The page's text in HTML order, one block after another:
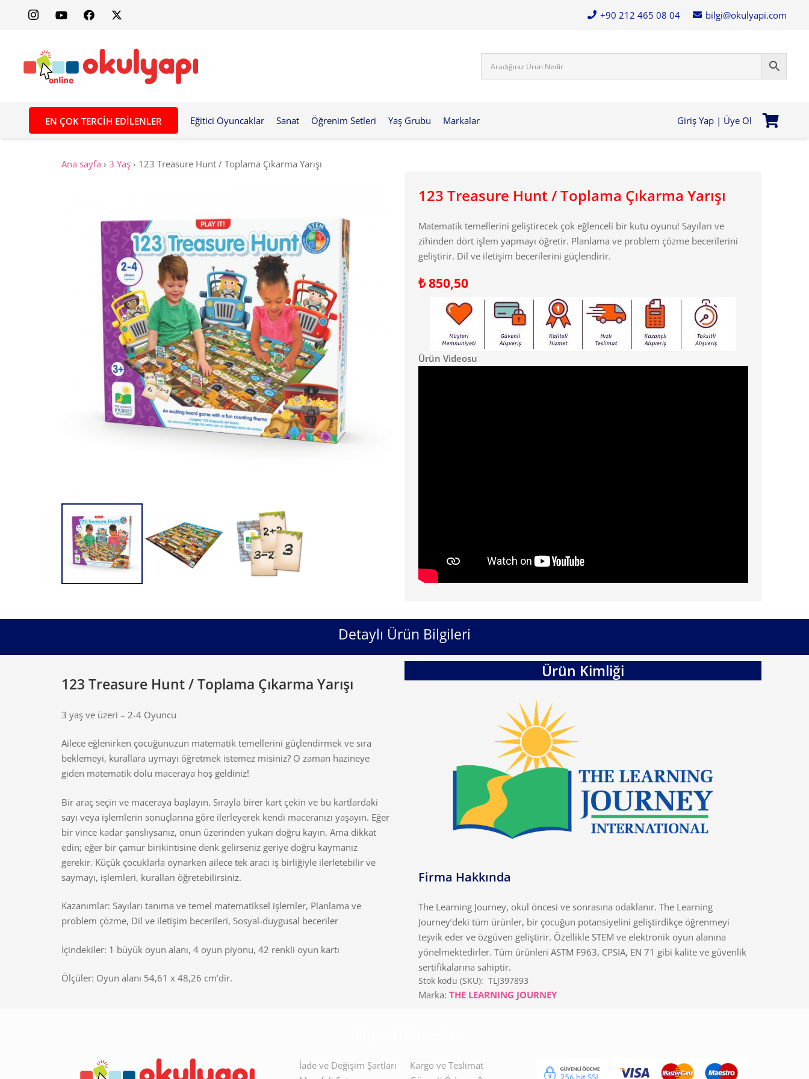
+90 212 465 08 04 bilgi@okulyapi.com
EN ÇOK TERCIH EDILENLER Eğitici Oyuncaklar Sanat Öğrenim Setleri Yaş Grubu Markalar Giriş Yap | Üye Ol
Ana sayfa › 3 Yaş › 123 Treasure Hunt / Toplama Çıkarma Yarışı
123 Treasure Hunt / Toplama Çıkarma Yarışı
Matematik temellerini geliştirecek çok eğlenceli bir kutu oyunu! Sayıları ve
zihinden dört işlem yapmayı öğretir. Planlama ve problem çözme becerilerini
geliştirir. Dil ve iletişim becerilerini güçlendirir.
₺850,50
Ürün Videosu
Detaylı Ürün Bilgileri
123 Treasure Hunt / Toplama Çıkarma Yarışı
3 yaş ve üzeri – 2-4 Oyuncu
Ailece eğlenirken çocuğunuzun matematik temellerini güçlendirmek ve sıra
beklemeyi, kurallara uymayı öğretmek istemez misiniz? O zaman hazineye
giden matematik dolu maceraya hoş geldiniz!
Bir araç seçin ve maceraya başlayın. Sırayla birer kart çekin ve bu kartlardaki
sayı veya işlemlerin sonuçlarına göre ilerleyerek kendi maceranızı yaşayın. Eğer
bir vince kadar şanslıysanız, onun üzerinden yukarı doğru kayın. Ama dikkat
edin; eğer bir çamur birikintisine denk gelirseniz geriye doğru kaymanız
gerekir. Küçük çocuklarla oynarken ailece tek aracı iş birliğiyle ilerletebilir ve
saymayı, işlemleri, kuralları öğretebilirsiniz.
Kazanımlar: Sayıları tanıma ve temel matematiksel işlemler, Planlama ve
problem çözme, Dil ve iletişim becerileri, Sosyal-duygusal beceriler
İçindekiler: 1 büyük oyun alanı, 4 oyun piyonu, 42 renkli oyun kartı
Ölçüler: Oyun alanı 54,61 x 48,26 cm’dir.
Ürün Kimliği
Firma Hakkında
The Learning Journey, okul öncesi ve sonrasına odaklanır. The Learning
Journey’deki tüm ürünler, bir çocuğun potansiyelini geliştirdikçe öğrenmeyi
teşvik eder ve özgüven geliştirir. Özellikle STEM ve elektronik oyun alanına
yönelmektedirler. Tüm ürünleri ASTM F963, CPSIA, EN 71 gibi kalite ve güvenlik
sertifikalarına sahiptir.
Stok kodu (SKU): TLJ397893
Marka: THE LEARNING JOURNEY
İade ve Değişim Şartları
Kargo ve Teslimat